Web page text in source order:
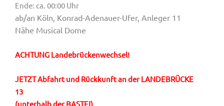
Ende: ca. 00:00 Uhr
ab/an Köln, Konrad-Adenauer-Ufer, Anleger 11
Nähe Musical Dome
ACHTUNG Landebrückenwechsel!
JETZT Abfahrt und Rückkunft an der LANDEBRÜCKE
13
(unterhalb der BASTEI)